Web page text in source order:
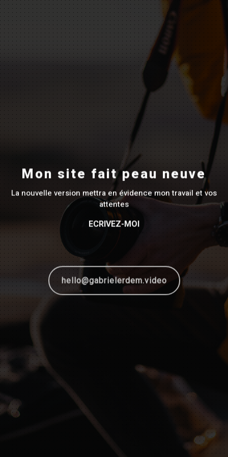
Mon site fait peau neuve
La nouvelle version mettra en évidence mon travail et vos
attentes
ECRIVEZ-MOI
hello@gabrielerdem.video